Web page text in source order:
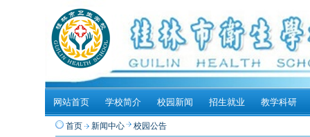
网站首页 学校简介 校园新闻 招生就业 教学科研
首页 新闻中心 校园公告